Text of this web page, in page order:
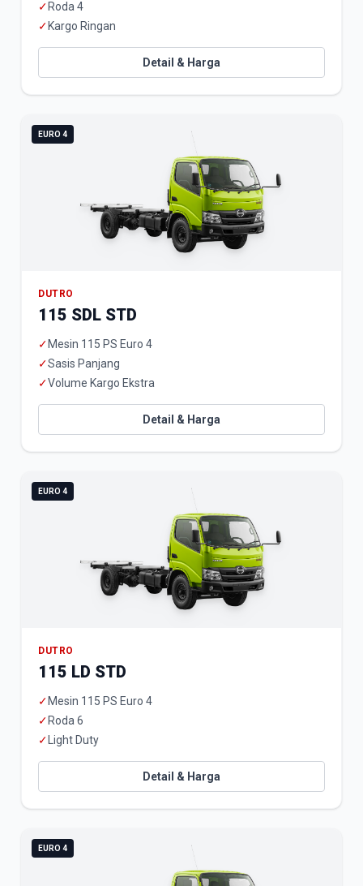
✓ Roda 4
✓ Kargo Ringan
Detail & Harga
EURO 4
DUTRO
115 SDL STD
✓ Mesin 115 PS Euro 4
✓Sasis Panjang
✓Volume Kargo Ekstra
Detail & Harga
EURO 4
DUTRO
115 LD STD
✓ Mesin 115 PS Euro 4
✓ Roda 6
✓ Light Duty
Detail & Harga
EURO 4